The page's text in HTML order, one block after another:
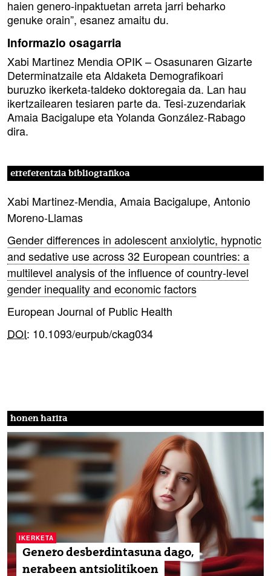
haien genero-inpaktuetan arreta jarri beharko
genuke orain”, esanez amaitu du.
Informazio osagarria
Xabi Martinez Mendia OPIK – Osasunaren Gizarte
Determinatzaile eta Aldaketa Demografikoari
buruzko ikerketa-taldeko doktoregaia da. Lan hau
ikertzailearen tesiaren parte da. Tesi-zuzendariak
Amaia Bacigalupe eta Yolanda González-Rabago
dira.
erreferentzia bibliografikoa
Xabi Martinez-Mendia, Amaia Bacigalupe, Antonio
Moreno-Llamas
Gender differences in adolescent anxiolytic, hypnotic
and sedative use across 32 European countries: a
multilevel analysis of the influence of country-level
gender inequality and economic factors
European Journal of Public Health
DOI: 10.1093/eurpub/ckag034
honen harira
IKERKETA
Genero desberdintasuna dago,
nerabeen antsiolitikoen